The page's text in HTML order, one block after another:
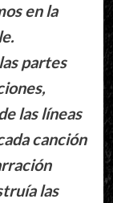
en la
partes
las líneas
canción
las